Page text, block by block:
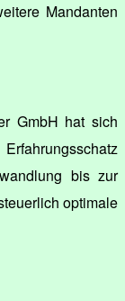
Mandanten
GmbH hat sich
bis zur
optimale